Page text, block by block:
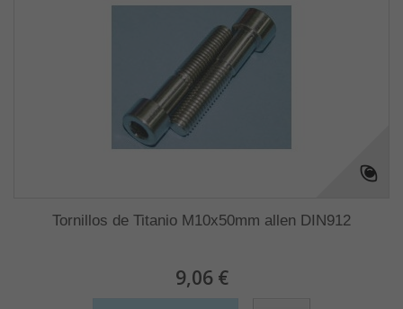
Tornillos de Titanio M10x50mm allen DIN912
9,06 €